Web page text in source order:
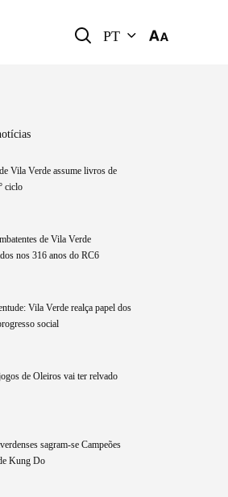
PT
Vila Verde assume livros de
ciclo
de Vila Verde
nos 316 anos do RC6
Vila Verde realça papel dos
social
de Oleiros vai ter relvado
sagram-se Campeões
Kung Do